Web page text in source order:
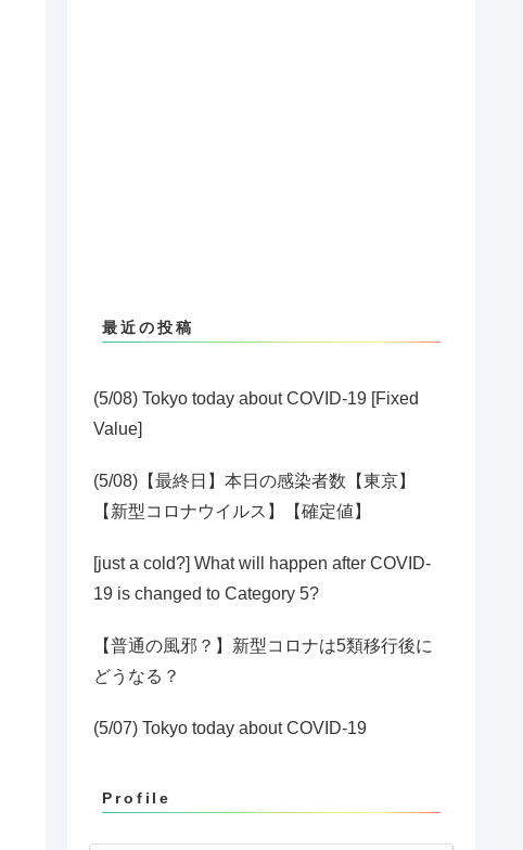
最近の投稿
(5/08) Tokyo today about COVID-19 [Fixed
Value]
(5/08)【最終日】本日の感染者数【東京】
【新型コロナウイルス】【確定値】
[just a cold?] What will happen after COVID-
19 is changed to Category 5?
【普通の風邪？】新型コロナは5類移行後に
どうなる？
(5/07) Tokyo today about COVID-19
Profile